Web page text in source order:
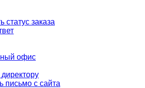
статус заказа
офис
письмо с сайта